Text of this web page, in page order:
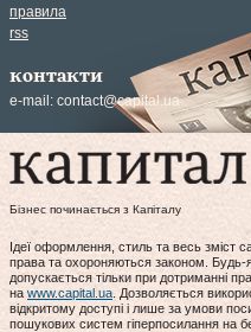
правила
rss
контакти
e-mail: contact@capital.ua
Бізнес починається з Капіталу
Ідеї оформлення, стиль та весь зміст
права та охороняються законом. Будь-
допускається тільки при дотриманні
на www.capital.ua . Дозволяється
відкритому доступі і лише за умови
пошукових систем гіперпосилання на